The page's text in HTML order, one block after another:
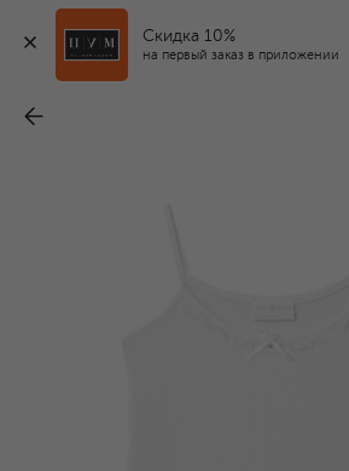
Скидка 10%
на первый заказ в приложении
STORY LORIS